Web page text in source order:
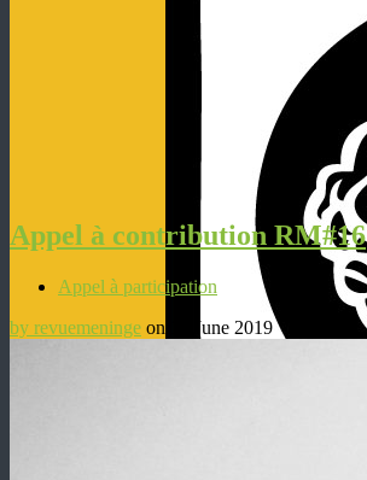
Appel à contribution RM#16
Appel à participation
by revuemeninge on 15 June 2019